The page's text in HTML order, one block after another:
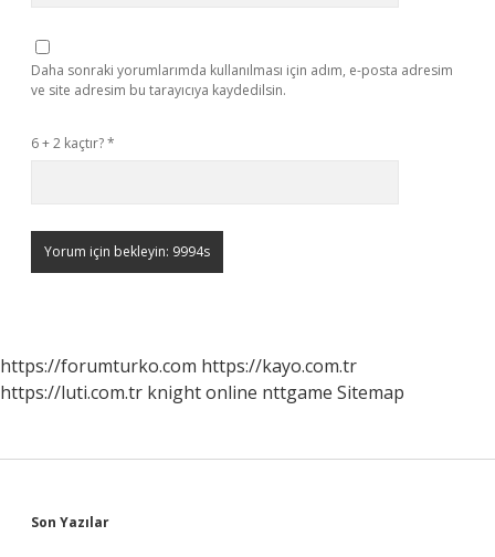
Daha sonraki yorumlarımda kullanılması için adım, e-posta adresim
ve site adresim bu tarayıcıya kaydedilsin.
6 + 2 kaçtır?*
https://forumturko.com https://kayo.com.tr
https://luti.com.tr knight online nttgame Sitemap
Sidebar
Son Yazılar